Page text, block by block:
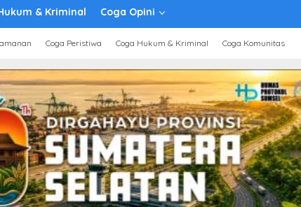
& Kriminal Coga Opini
Coga Peristiwa Coga Hukum & Kriminal Coga Komunitas